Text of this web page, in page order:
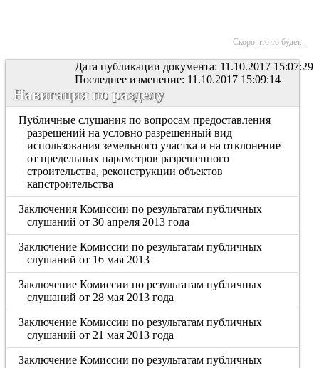
Скоро что то будет...
Дата публикации документа: 11.10.2017 15:07:29
Последнее изменение: 11.10.2017 15:09:14
Навигация по разделу
Публичные слушания по вопросам предоставления
разрешений на условно разрешенный вид
использования земельного участка и на отклонение
от предельных параметров разрешенного
строительства, реконструкции объектов
капстроительства
Заключения Комиссии по результатам публичных
слушаний от 30 апреля 2013 года
Заключение Комиссии по результатам публичных
слушаний от 16 мая 2013
Заключение Комиссии по результатам публичных
слушаний от 28 мая 2013 года
Заключение Комиссии по результатам публичных
слушаний от 21 мая 2013 года
Заключение Комиссии по результатам публичных